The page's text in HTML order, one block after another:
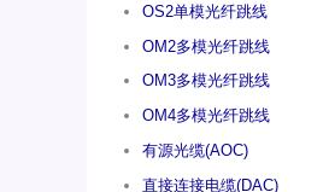
OS2单模光纤跳线
OM2多模光纤跳线
OM3多模光纤跳线
OM4多模光纤跳线
有源光缆(AOC)
直接连接电缆(DAC)